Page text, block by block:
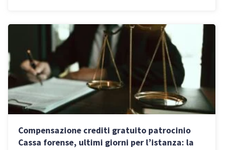
Compensazione crediti gratuito patrocinio
Cassa forense, ultimi giorni per l’istanza: la